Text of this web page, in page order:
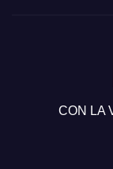
CON LA